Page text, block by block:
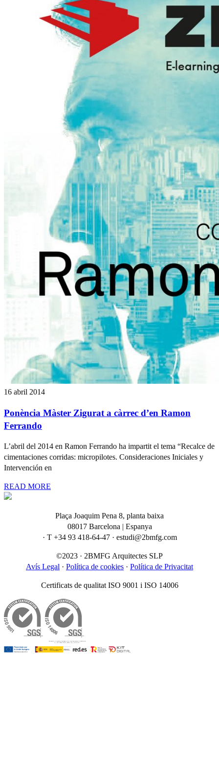
16 abril 2014
Ponència Màster Zigurat a càrrec d’en Ramon
Ferrando
L’abril del 2014 en Ramon Ferrando ha impartit el tema “Recalce de
cimentaciones corridas: micropilotes. Consideraciones Iniciales y
Intervención en
READ MORE
Plaça Joaquim Pena 8, planta baixa
08017 Barcelona | Espanya
· T +34 93 418-64-47 · estudi@2bmfg.com
©2023 · 2BMFG Arquitectes SLP
Avís Legal · Política de cookies · Política de Privacitat
Certificats de qualitat ISO 9001 i ISO 14006